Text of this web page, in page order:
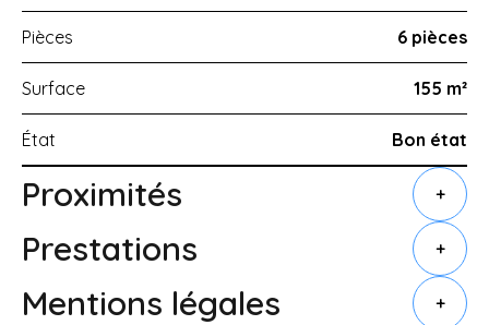
Pièces 6 pièces
Surface 155 m²
État Bon état
Proximités +
Prestations +
Mentions légales +